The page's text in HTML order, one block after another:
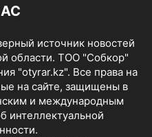
источник новостей
области. ТОО "Собкор"
"otyrar.kz". Все права на
на сайте, защищены в
и международным
интеллектуальной